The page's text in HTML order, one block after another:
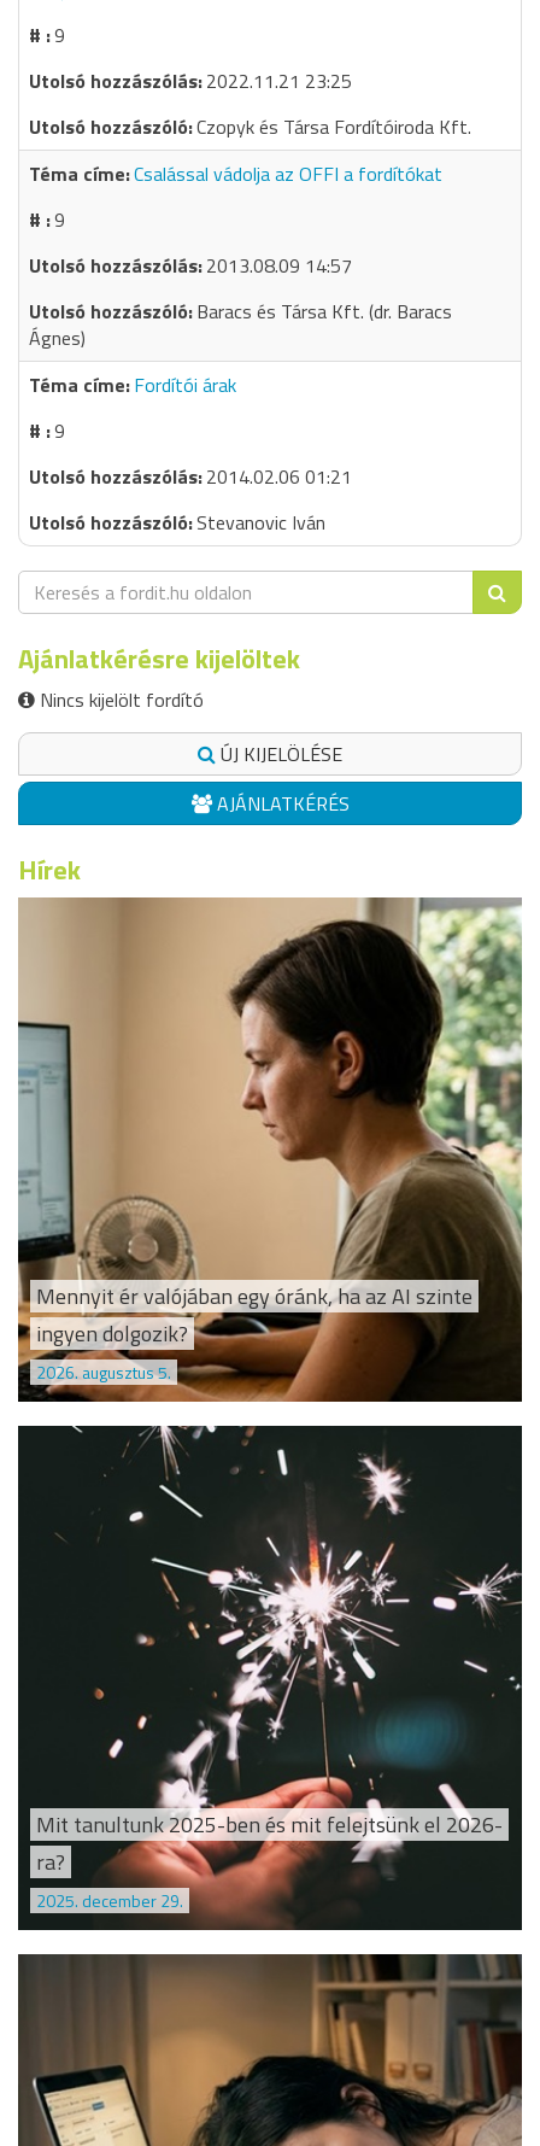
9
2022.11.21 23:25
Czopyk és Társa Fordítóiroda Kft.
Csalással vádolja az OFFI a fordítókat
9
2013.08.09 14:57
Baracs és Társa Kft. (dr. Baracs
Ágnes)
Fordítói árak
9
2014.02.06 01:21
Stevanovic Iván
Ajánlatkérésre kijelöltek
Nincs kijelölt fordító
ÚJ KIJELÖLÉSE
AJÁNLATKÉRÉS
Hírek
Mennyit ér valójában egy óránk, ha az AI szinte
ingyen dolgozik?
2026. augusztus 5.
Mit tanultunk 2025-ben és mit felejtsünk el 2026-
ra?
2025. december 29.